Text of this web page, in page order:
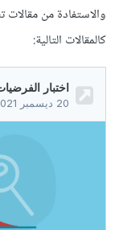
والاستفادة من
كالمقالات التالية: